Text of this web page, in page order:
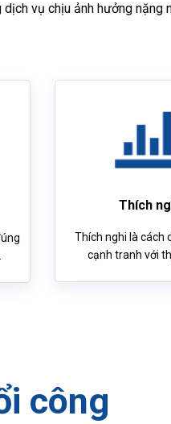
vụ chịu ảnh hưởng
Thích
Thích nghi là cách
cạnh tranh với
công